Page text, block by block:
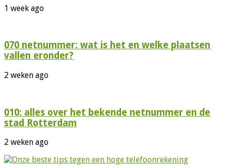
1 week ago
070 netnummer: wat is het en welke plaatsen
vallen eronder?
2 weken ago
010: alles over het bekende netnummer en de
stad Rotterdam
2 weken ago